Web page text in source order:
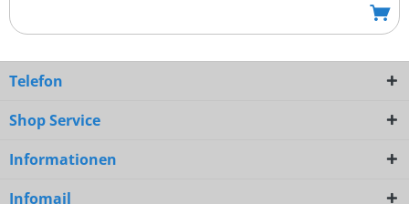
Telefon
Shop Service
Informationen
Infomail